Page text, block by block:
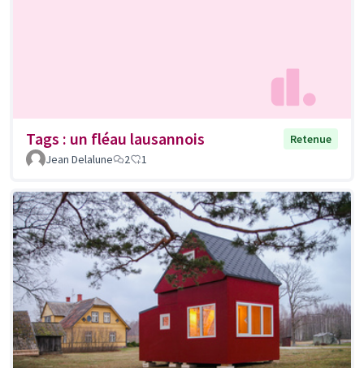
Tags : un fléau lausannois
Retenue
Jean Delalune
2 1